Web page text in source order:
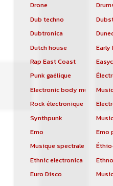
Drone
Dub techno
Dubtronica
Dutch house
Early
Rap East Coast
Punk gaélique
Electronic body music
Rock électronique
Synthpunk
Emo
Emo
Musique spectrale
Ethnic electronica
Euro Disco